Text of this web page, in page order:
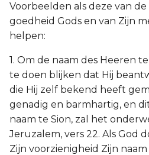
Voorbeelden als deze van
goedheid Gods en van Zijn
helpen:
1. Om de naam des Heeren
te doen blijken dat Hij
die Hij zelf bekend heeft
genadig en barmhartig, en
naam te Sion, zal het
Jeruzalem, vers 22. Als God
Zijn voorzienigheid Zijn